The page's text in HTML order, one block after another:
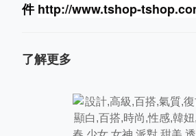
件 http://www.tshop-ts
了解更多